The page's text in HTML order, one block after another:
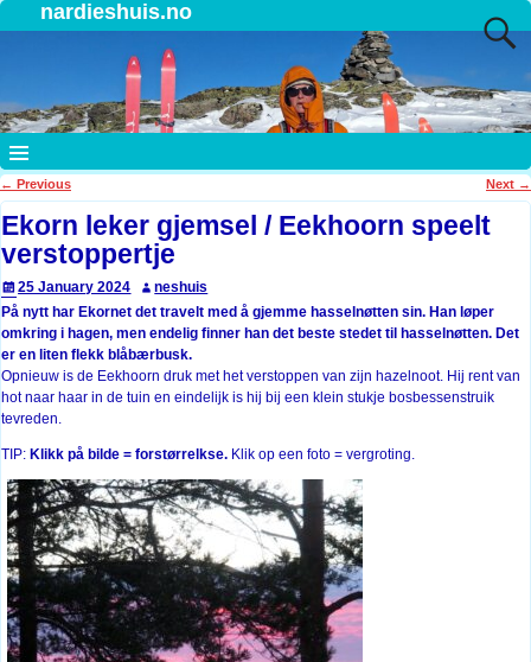
nardieshuis.no
Post navigation
← Previous Next →
Ekorn leker gjemsel / Eekhoorn speelt
verstoppertje
25 January 2024
neshuis
På nytt har Ekornet det travelt med å gjemme hasselnøtten sin. Han løper
omkring i hagen, men endelig finner han det beste stedet til hasselnøtten. Det
er en liten flekk blåbærbusk.
Opnieuw is de Eekhoorn druk met het verstoppen van zijn hazelnoot. Hij rent van
hot naar haar in de tuin en eindelijk is hij bij een klein stukje bosbessenstruik
tevreden.
TIP: Klikk på bilde = forstørrelkse. Klik op een foto = vergroting.